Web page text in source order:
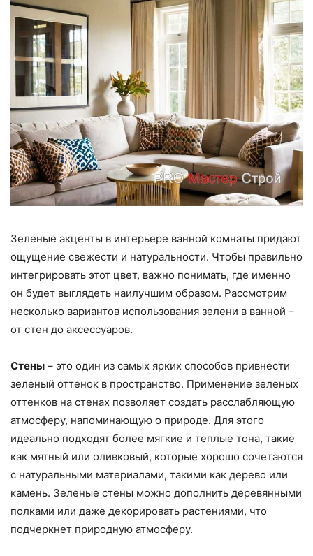
Зеленые акценты в интерьере ванной комнаты придают
ощущение свежести и натуральности. Чтобы правильно
интегрировать этот цвет, важно понимать, где именно
он будет выглядеть наилучшим образом. Рассмотрим
несколько вариантов использования зелени в ванной –
от стен до аксессуаров.
Стены – это один из самых ярких способов привнести
зеленый оттенок в пространство. Применение зеленых
оттенков на стенах позволяет создать расслабляющую
атмосферу, напоминающую о природе. Для этого
идеально подходят более мягкие и теплые тона, такие
как мятный или оливковый, которые хорошо сочетаются
с натуральными материалами, такими как дерево или
камень. Зеленые стены можно дополнить деревянными
полками или даже декорировать растениями, что
подчеркнет природную атмосферу.